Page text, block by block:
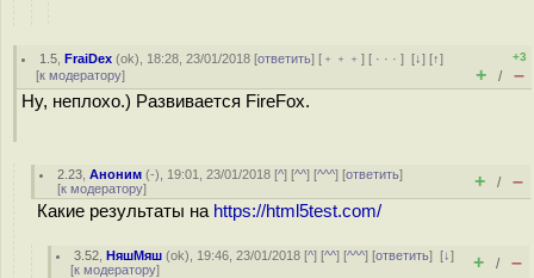
1.5 ,FraiDex (ok), 18:28, 23/01/2018 [ответить] [ ﹢﹢﹢] [ · · ·][↓] [↑]
[к модератору]
+3
+ / –
Ну, неплохо.) Развивается FireFox.
2.23 ,Аноним (-), 19:01, 23/01/2018 [^] [^^] [^^^] [ответить]
[к модератору] + / –
Какие результаты на https://html5test.com/
3.52 ,НяшМяш (ok), 19:46, 23/01/2018 [^] [^^] [^^^] [ответить][↓]
[к модератору] + / –